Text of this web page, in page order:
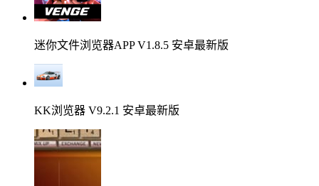
迷你文件浏览器APP V1.8.5 安卓最新版
KK浏览器 V9.2.1 安卓最新版